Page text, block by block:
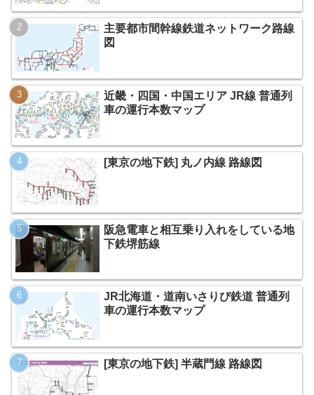
主要都市間幹線鉄道ネットワーク路線
図
近畿・四国・中国エリア JR線 普通列
車の運行本数マップ
[東京の地下鉄] 丸ノ内線 路線図
阪急電車と相互乗り入れをしている地
下鉄堺筋線
JR北海道・道南いさりび鉄道 普通列
車の運行本数マップ
[東京の地下鉄] 半蔵門線 路線図